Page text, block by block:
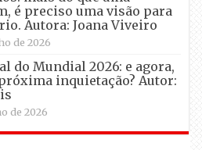
é preciso uma visão para
Autora: Joana Viveiro
de 2026
do Mundial 2026: e agora,
inquietação? Autor:
de 2026